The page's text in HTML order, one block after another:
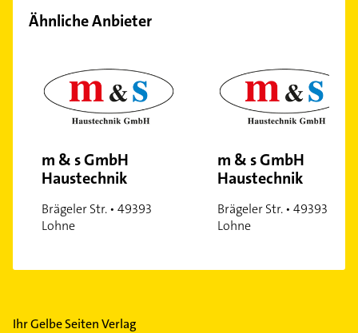
Ähnliche Anbieter
m & s GmbH
Haustechnik
Brägeler Str. • 49393
Lohne
m & s GmbH
Haustechnik
Brägeler Str. • 49393
Lohne
Ihr Gelbe Seiten Verlag